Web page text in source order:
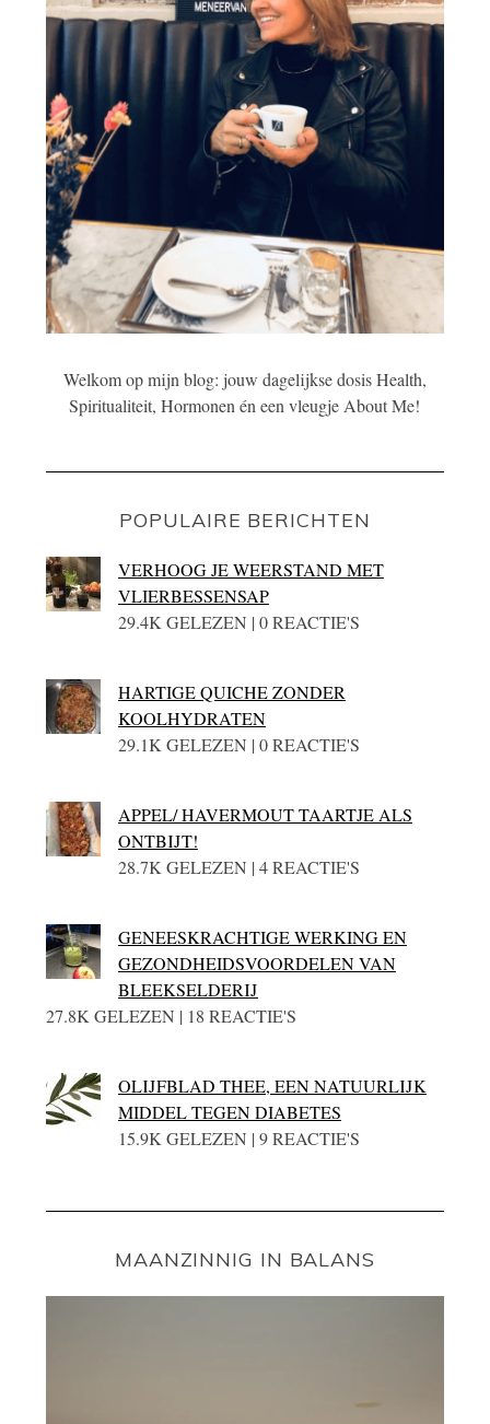
Welkom op mijn blog: jouw dagelijkse dosis Health,
Spiritualiteit, Hormonen én een vleugje About Me!
POPULAIRE BERICHTEN
VERHOOG JE WEERSTAND MET
VLIERBESSENSAP
29.4K GELEZEN | 0 REACTIE'S
HARTIGE QUICHE ZONDER
KOOLHYDRATEN
29.1K GELEZEN | 0 REACTIE'S
APPEL/ HAVERMOUT TAARTJE ALS
ONTBIJT!
28.7K GELEZEN | 4 REACTIE'S
GENEESKRACHTIGE WERKING EN
GEZONDHEIDSVOORDELEN VAN
BLEEKSELDERIJ
27.8K GELEZEN | 18 REACTIE'S
OLIJFBLAD THEE, EEN NATUURLIJK
MIDDEL TEGEN DIABETES
15.9K GELEZEN | 9 REACTIE'S
MAANZINNIG IN BALANS